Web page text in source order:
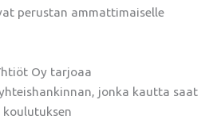
perustan ammattimaiselle
Oy tarjoaa
jonka kautta saat